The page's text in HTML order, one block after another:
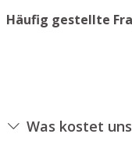
Häufig gestellte